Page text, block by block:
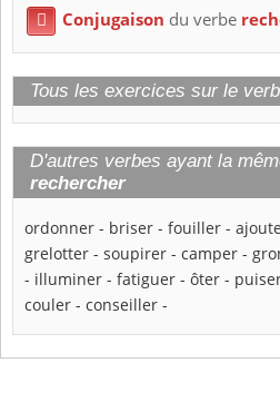
 Conjugaison du verbe
Tous les exercices sur le
D'autres verbes ayant la
rechercher
ordonner - briser - fouiller -
grelotter - soupirer - camper -
- illuminer - fatiguer - ôter -
couler - conseiller -